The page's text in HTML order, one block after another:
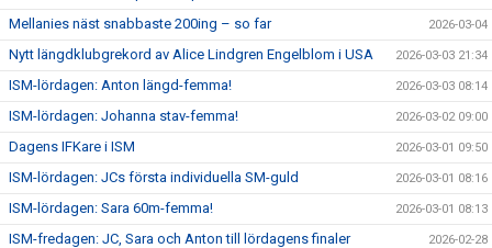
Mellanies näst snabbaste 200ing – so far 2026-03-04
Nytt längdklubgrekord av Alice Lindgren Engelblom i USA 2026-03-03 21:34
ISM-lördagen: Anton längd-femma! 2026-03-03 08:14
ISM-lördagen: Johanna stav-femma! 2026-03-02 09:00
Dagens IFKare i ISM 2026-03-01 09:50
ISM-lördagen: JCs första individuella SM-guld 2026-03-01 08:16
ISM-lördagen: Sara 60m-femma! 2026-03-01 08:13
ISM-fredagen: JC, Sara och Anton till lördagens finaler 2026-02-28